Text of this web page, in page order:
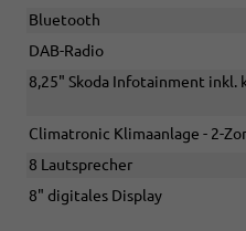
Bluetooth
DAB-Radio
8,25" Skoda Infotainment inkl.
Climatronic Klimaanlage - 2-
8 Lautsprecher
8" digitales Display